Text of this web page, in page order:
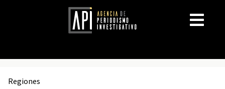
Regiones